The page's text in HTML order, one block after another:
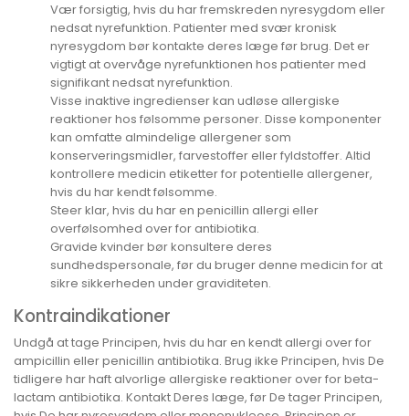
Vær forsigtig, hvis du har fremskreden nyresygdom eller
nedsat nyrefunktion. Patienter med svær kronisk
nyresygdom bør kontakte deres læge før brug. Det er
vigtigt at overvåge nyrefunktionen hos patienter med
signifikant nedsat nyrefunktion.
Visse inaktive ingredienser kan udløse allergiske
reaktioner hos følsomme personer. Disse komponenter
kan omfatte almindelige allergener som
konserveringsmidler, farvestoffer eller fyldstoffer. Altid
kontrollere medicin etiketter for potentielle allergener,
hvis du har kendt følsomme.
Steer klar, hvis du har en penicillin allergi eller
overfølsomhed over for antibiotika.
Gravide kvinder bør konsultere deres
sundhedspersonale, før du bruger denne medicin for at
sikre sikkerheden under graviditeten.
Kontraindikationer
Undgå at tage Principen, hvis du har en kendt allergi over for
ampicillin eller penicillin antibiotika. Brug ikke Principen, hvis De
tidligere har haft alvorlige allergiske reaktioner over for beta-
lactam antibiotika. Kontakt Deres læge, før De tager Principen,